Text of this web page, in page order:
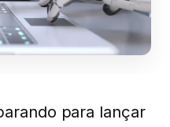
para lançar